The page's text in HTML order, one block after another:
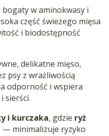
w aminokwasy i
część świeżego mięsa
i biodostępność
delikatne mięso,
psy z wrażliwością
odporność i wspiera
sierści.
i kurczaka, gdzie ryż
— minimalizuje ryzyko